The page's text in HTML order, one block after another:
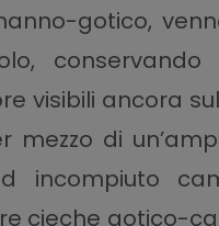
gotico,
conservando
visibili ancora
di
incompiuto
cieche gotico-